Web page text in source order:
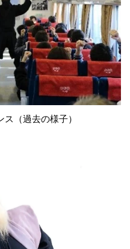
（過去の様子）